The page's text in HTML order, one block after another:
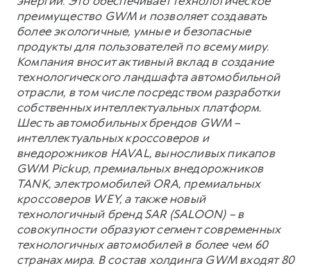
преимущество GWM и позволяет создавать
более экологичные, умные и безопасные
продукты для пользователей по всему миру.
Компания вносит активный вклад в создание
технологического ландшафта автомобильной
отрасли, в том числе посредством разработки
собственных интеллектуальных платформ.
Шесть автомобильных брендов GWM –
интеллектуальных кроссоверов и
внедорожников HAVAL, выносливых пикапов
GWM Pickup, премиальных внедорожников
TANK, электромобилей ORA, премиальных
кроссоверов WEY, а также новый
технологичный бренд SAR (SALOON) – в
совокупности образуют сегмент современных
технологичных автомобилей в более чем 60
странах мира. В состав холдинга GWM входят 80